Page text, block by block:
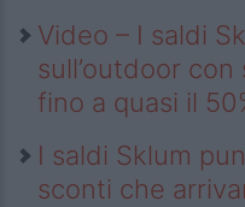
Video – I saldi
sull’outdoor
fino a quasi il
I saldi Sklum
sconti che